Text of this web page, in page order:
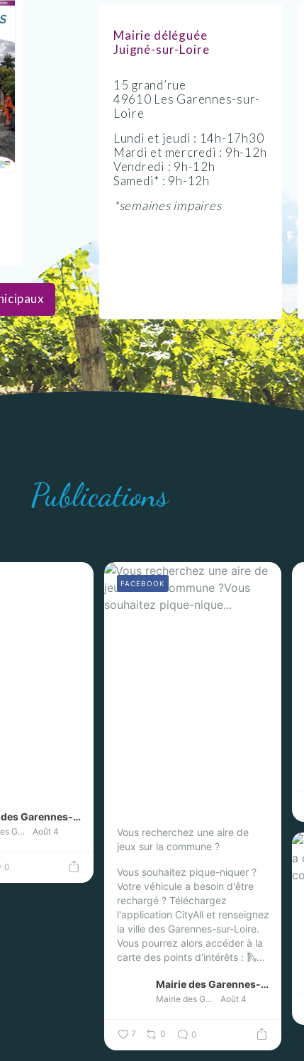
Mairie déléguée
Juigné-sur-Loire
15 grand’rue
49610 Les Garennes-sur-
Loire
Lundi et jeudi : 14h-17h30
Mardi et mercredi : 9h-12h
Vendredi : 9h-12h
Samedi* : 9h-12h
*semaines impaires
Publications
Mairie des Garennes-sur-Loire
Mairie des Garennes-sur-Loire Août 4
0
Vous recherchez une aire de
jeux sur la commune ?
Vous souhaitez pique-niquer ?
Votre véhicule a besoin d'être
rechargé ? Téléchargez
l'application CityAll et renseignez
la ville des Garennes-sur-Loire.
Vous pourrez alors accéder à la
carte des points d'intérêts : 🛝...
Mairie des Garennes-sur-Loire
Mairie des Garennes-sur-Loire Août 4
FACEBOOK
7 0 0